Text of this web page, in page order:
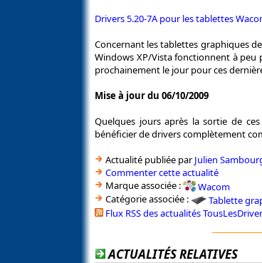
Drivers 5.20-7A pour les tablettes
Concernant les tablettes graphiques
Windows XP/Vista fonctionnent à peu
prochainement le jour pour ces
Mise à jour du 06/10/2009
Quelques jours après la sortie de
bénéficier de drivers complètement
Actualité publiée parJulien
Commenter cette actualité
Marque associée :
Wacom
Catégorie associée :
Tablette
Flux RSS des actualités
ACTUALITÉS RELATIVES